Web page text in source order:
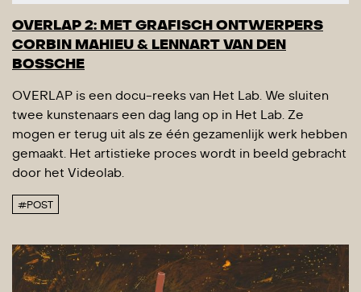
OVERLAP 2: MET GRAFISCH ONTWERPERS
CORBIN MAHIEU & LENNART VAN DEN
BOSSCHE
OVERLAP is een docu-reeks van Het Lab. We sluiten
twee kunstenaars een dag lang op in Het Lab. Ze
mogen er terug uit als ze één gezamenlijk werk hebben
gemaakt. Het artistieke proces wordt in beeld gebracht
door het Videolab.
#POST